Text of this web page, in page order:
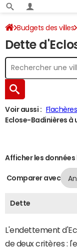
Budgets des villes
Dette au 31/12/2024
Dette
Voir aussi : Flachères
Eclose-Badinières à
Afficher les
Comparer avec
Dette
L'endettement
de deux critères :